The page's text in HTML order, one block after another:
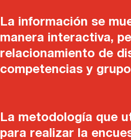
La información se
manera interactiva,
relacionamiento de
competencias y
La metodología que
para realizar la